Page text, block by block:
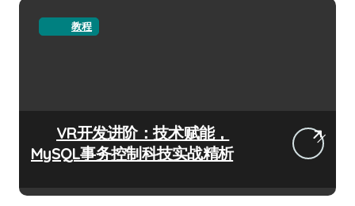
教程
VR开发进阶：技术赋能，
MySQL事务控制科技实战精析